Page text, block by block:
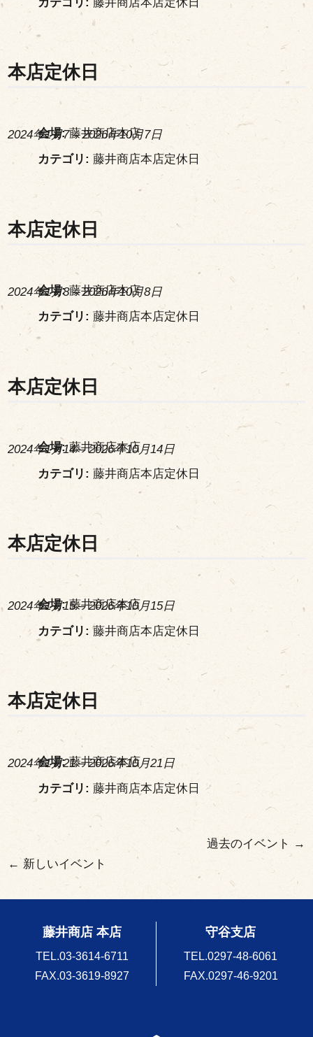
本店定休日
2024年1月7–2026年10月7日
会場: 藤井商店本店
カテゴリ: 藤井商店本店定休日
本店定休日
2024年1月8–2026年10月8日
会場: 藤井商店本店
カテゴリ: 藤井商店本店定休日
本店定休日
2024年1月14–2026年10月14日
会場: 藤井商店本店
カテゴリ: 藤井商店本店定休日
本店定休日
2024年1月15–2026年10月15日
会場: 藤井商店本店
カテゴリ: 藤井商店本店定休日
本店定休日
2024年1月21–2026年10月21日
会場: 藤井商店本店
カテゴリ: 藤井商店本店定休日
過去のイベント
→
← 新しいイベント
藤井商店 本店
TEL.03-3614-6711
FAX.03-3619-8927
守谷支店
TEL.0297-48-6061
FAX.0297-46-9201